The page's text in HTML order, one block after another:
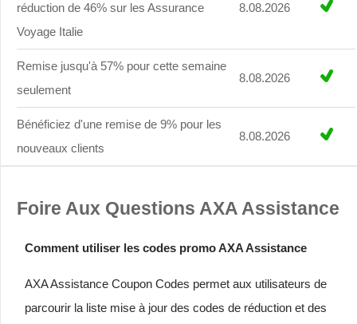
réduction de 46% sur les Assurance
Voyage Italie
8.08.2026
Remise jusqu'à 57% pour cette semaine
seulement
8.08.2026
Bénéficiez d'une remise de 9% pour les
nouveaux clients
8.08.2026
Foire Aux Questions AXA Assistance
Comment utiliser les codes promo AXA Assistance
AXA Assistance Coupon Codes permet aux utilisateurs de
parcourir la liste mise à jour des codes de réduction et des